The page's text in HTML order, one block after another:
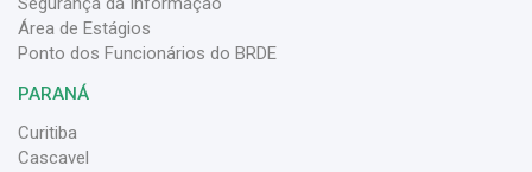
Área de Estágios
Ponto dos Funcionários do BRDE
PARANÁ
Curitiba
Cascavel